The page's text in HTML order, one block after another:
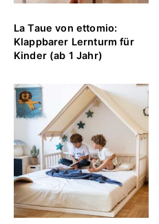
La Taue von ettomio:
Klappbarer Lernturm für
Kinder (ab 1 Jahr)